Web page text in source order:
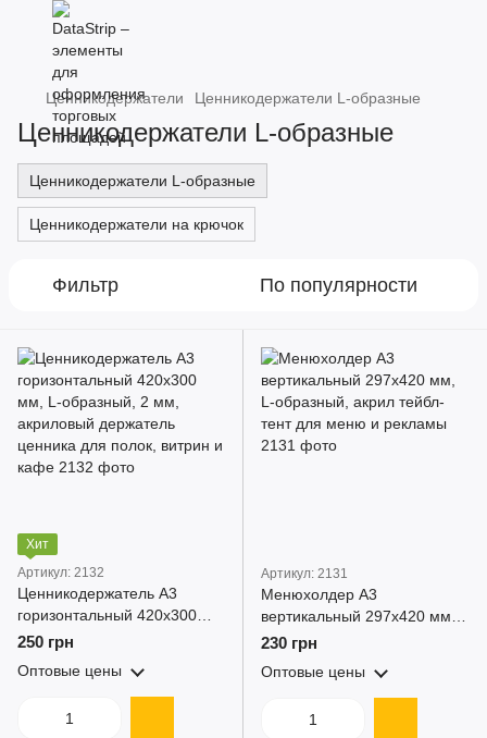
Ценникодержатели Ценникодержатели L-образные
Ценникодержатели L-образные
Ценникодержатели L-образные
Ценникодержатели на крючок
Фильтр По популярности
Хит
Артикул: 2132
Ценникодержатель А3
горизонтальный 420x300
мм, L-образный, 2 мм,
ценника для полок, витрин и
250 грн
Оптовые цены
Артикул: 2131
Менюхолдер А3
вертикальный 297x420 мм,
L-образный, акрил тейбл-
230 грн
Оптовые цены